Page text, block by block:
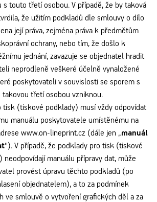
s touto třetí osobou. V případě, že by taková
že užitím podkladů dle smlouvy o dílo
její práva, zejména práva k předmětům
ochrany, nebo tím, že došlo k
jednání, zavazuje se objednatel hradit
neprodleně veškeré účelně vynaložené
poskytovateli v souvislosti se sporem s
takovou třetí osobou vzniknou.
tisk (tiskové podklady) musí vždy odpovídat
manuálu poskytovatele umístěnému na
www.on-lineprint.cz (dále jen „manuál
''). V případě, že podklady pro tisk (tiskové
neodpovídají manuálu přípravy dat, může
provést úpravu těchto podkladů (po
objednatelem), a to za podmínek
ve smlouvě o vytvoření grafických děl a za